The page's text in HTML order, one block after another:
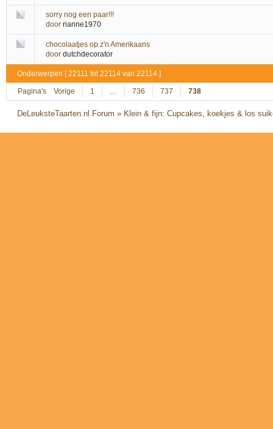
sorry nog een paar!!!
door rianne1970
chocolaatjes op z'n Amerikaans
door dutchdecorator
Onderwerpen [ 22111 tot 22114 van 22114 ]
Pagina's Vorige 1 … 736 737 738
DeLeuksteTaarten.nl Forum » Klein & fijn: Cupcakes, koekjes & los